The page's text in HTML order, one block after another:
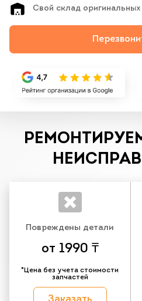
Свой склад оригинальных
Повреждены детали
от 1990 ₸
*Цена без учета стоимости
запчастей